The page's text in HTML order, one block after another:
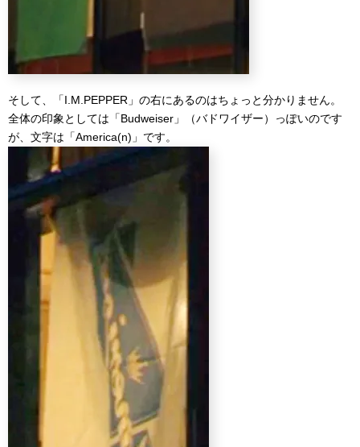
そして、「I.M.PEPPER」の右にあるのはちょっと分かりません。
全体の印象としては「Budweiser」（バドワイザー）っぽいのです
が、文字は「America(n)」です。